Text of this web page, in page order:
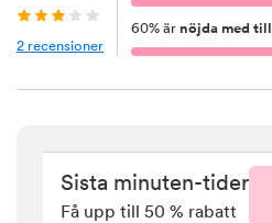
2 recensioner
60% är nöjda med
Sista minuten i
50 % rabatt
Sista minuten-tider
Få upp till 50 % rabatt